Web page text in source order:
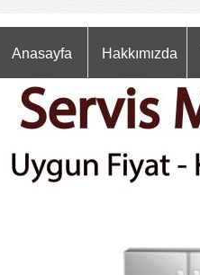
Anasayfa Hakkımızda